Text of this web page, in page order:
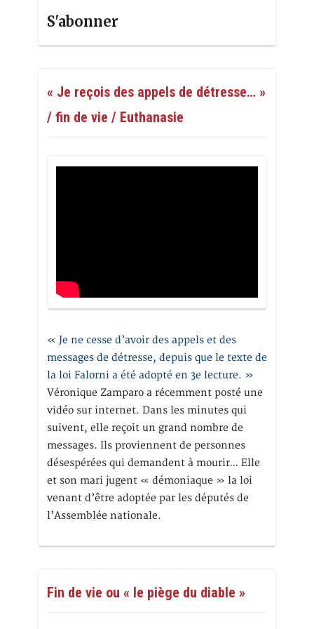
S'abonner
« Je reçois des appels de détresse… »
/ fin de vie / Euthanasie
« Je ne cesse d’avoir des appels et des
messages de détresse, depuis que le texte de
la loi Falorni a été adopté en 3e lecture. »
Véronique Zamparo a récemment posté une
vidéo sur internet. Dans les minutes qui
suivent, elle reçoit un grand nombre de
messages. Ils proviennent de personnes
désespérées qui demandent à mourir… Elle
et son mari jugent « démoniaque » la loi
venant d’être adoptée par les députés de
l’Assemblée nationale.
Fin de vie ou « le piège du diable »